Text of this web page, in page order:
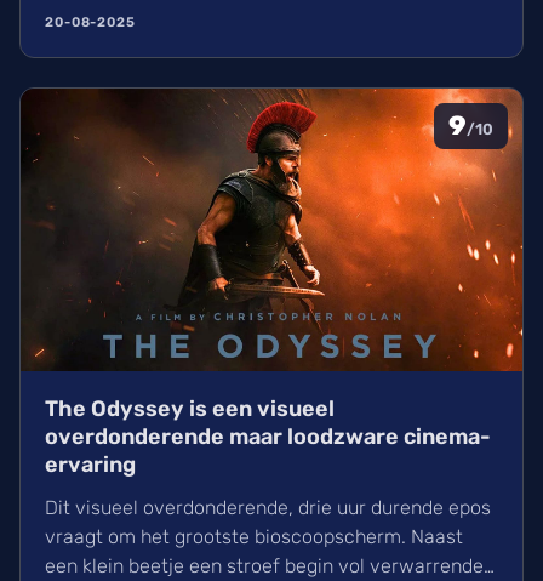
20-08-2025
9/10
The Odyssey is een visueel
overdonderende maar loodzware cinema-
ervaring
Dit visueel overdonderende, drie uur durende epos
vraagt om het grootste bioscoopscherm. Naast
een klein beetje een stroef begin vol verwarrende